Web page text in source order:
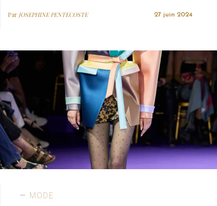
Par JOSEPHINE PENTECOSTE 27 juin 2024
MODE